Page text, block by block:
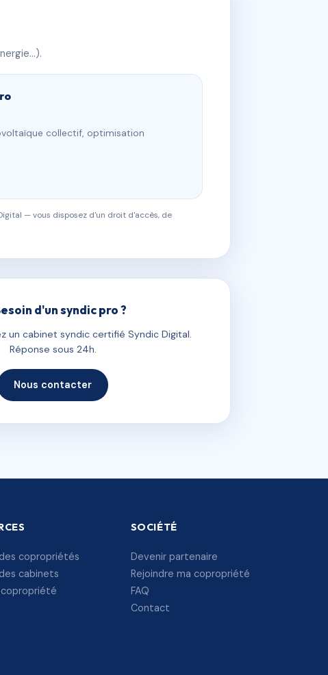
collectif, optimisation
— vous disposez d'un droit d'accès, de
d'un syndic pro ?
un cabinet syndic certifié Syndic Digital.
Réponse sous 24h.
Nous contacter
copropriétés
cabinets
copropriété
SOCIÉTÉ
Devenir partenaire
Rejoindre ma copropriété
FAQ
Contact